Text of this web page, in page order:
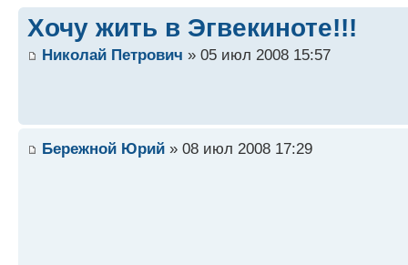
Хочу жить в Эгвекиноте!!!
Николай Петрович » 05 июл 2008 15:57
Бережной Юрий » 08 июл 2008 17:29